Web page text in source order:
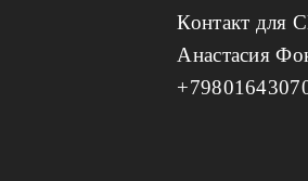
Контакт для
Анастасия